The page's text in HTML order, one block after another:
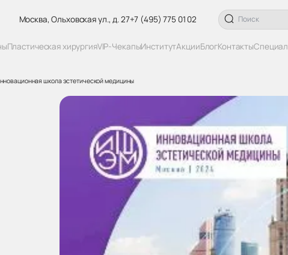
Москва, Ольховская ул., д. 27+7 (495) 775 01 02
Пластическая хирургияVIP-ЧекапыИнститутАкцииБлогКонтакты
школа эстетической медицины